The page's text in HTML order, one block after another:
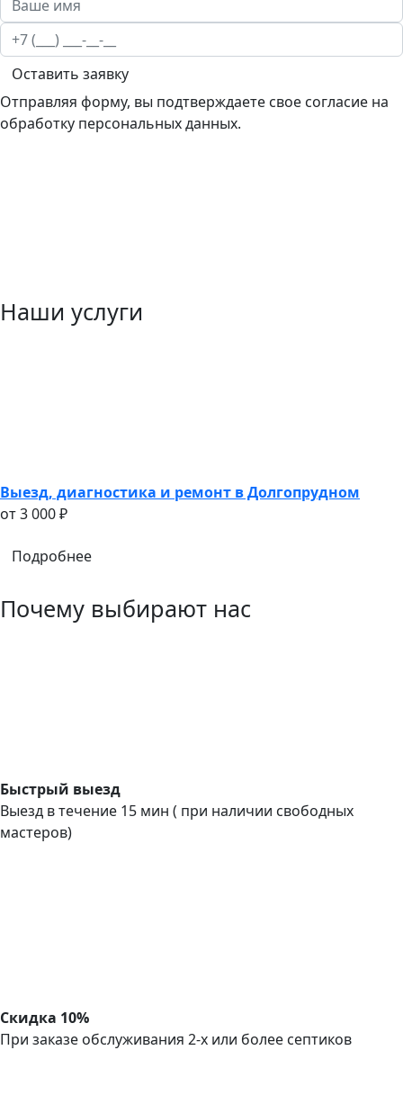
Оставить заявку
Отправляя форму, вы подтверждаете свое согласие на
обработку персональных данных.
Наши услуги
Выезд, диагностика и ремонт в Долгопрудном
oт 3 000 ₽
Подробнее
Почему выбирают нас
Быстрый выезд
Выезд в течение 15 мин ( при наличии свободных
мастеров)
Скидка 10%
При заказе обслуживания 2-х или более септиков